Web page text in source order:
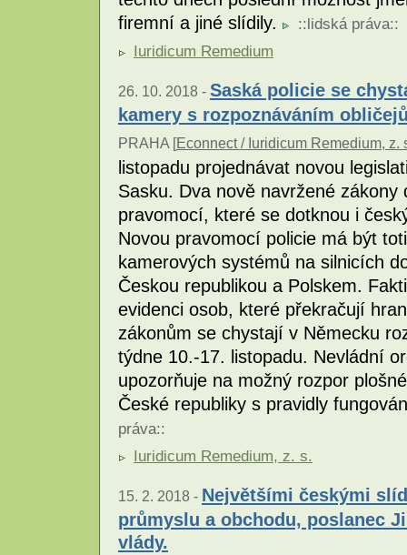
firemní a jiné slídily.
::lidská práva::
Iuridicum Remedium
26. 10. 2018 - Saská policie se
kamery s rozpoznáváním
PRAHA [Econnect / Iuridicum Remedium, z.
listopadu projednávat novou
Sasku. Dva nově navržené
pravomocí, které se dotknou i
Novou pravomocí policie má být
kamerových systémů na silnicích
Českou republikou a Polskem.
evidenci osob, které překračují
zákonům se chystají v Německu
týdne 10.-17. listopadu. Nevládní
upozorňuje na možný rozpor
České republiky s pravidly
práva::
Iuridicum Remedium, z. s.
15. 2. 2018 - Největšími českými
průmyslu a obchodu, poslanec
vlády.